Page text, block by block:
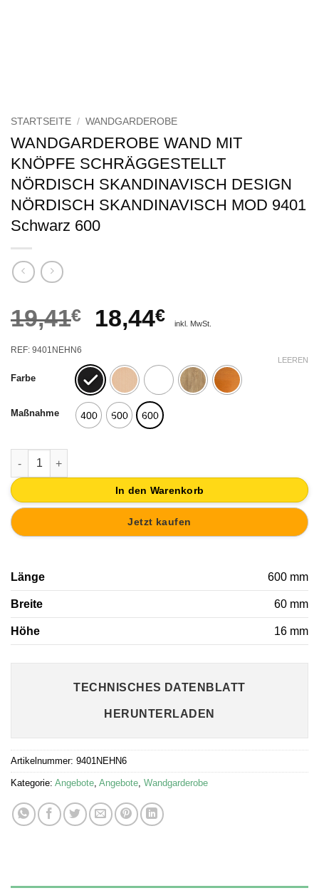
STARTSEITE / WANDGARDEROBE
WANDGARDEROBE WAND MIT
KNÖPFE SCHRÄGGESTELLT
NÖRDISCH SKANDINAVISCH DESIGN
NÖRDISCH SKANDINAVISCH MOD 9401
Schwarz 600
19,41€
Ursprünglicher
war:
19,41€
18,44€Aktueller
ist:
18,44€.
inkl. MwSt.
REF: 9401NEHN6
Farbe
Maßnahme 400 500 600
LEEREN
WANDGARDEROBE WAND MIT KNÖPFE SCHRÄGGESTELLT
In den Warenkorb
Jetzt kaufen
Länge 600 mm
Breite 60 mm
Höhe 16 mm
TECHNISCHES DATENBLATT
HERUNTERLADEN
Artikelnummer: 9401NEHN6
Kategorie: Angebote Angebote Wandgarderobe